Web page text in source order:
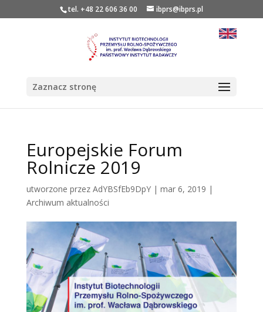
tel. +48 22 606 36 00 ibprs@ibprs.pl
Zaznacz stronę
Europejskie Forum
Rolnicze 2019
utworzone przez AdYBSfEb9DpY| mar 6, 2019 |
Archiwum aktualności